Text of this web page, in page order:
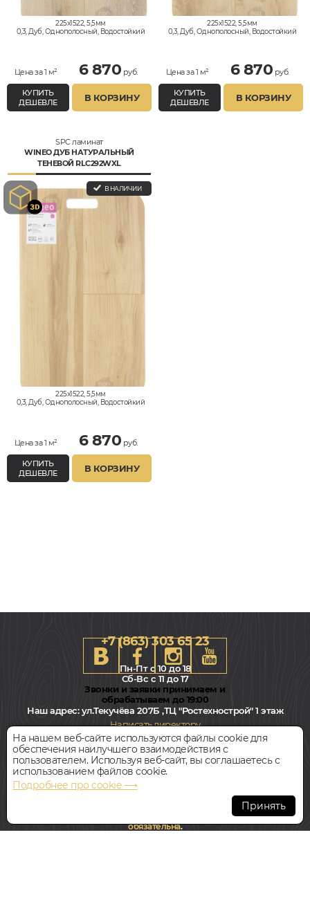
225x1522, 5,5мм
0,3, Дуб, Однополосный, Водостойкий
Цена за 1 м² 6 870 руб.
КУПИТЬ
ДЕШЕВЛЕ
В КОРЗИНУ
225x1522, 5,5мм
0,3, Дуб, Однополосный, Водостойкий
Цена за 1 м² 6 870 руб.
КУПИТЬ
ДЕШЕВЛЕ
В КОРЗИНУ
SPC ламинат
WINEO ДУБ НАТУРАЛЬНЫЙ
ТЕНЕВОЙ RLC292WXL
В НАЛИЧИИ
225x1522, 5,5мм
0,3, Дуб, Однополосный, Водостойкий
Цена за 1 м² 6 870 руб.
КУПИТЬ
ДЕШЕВЛЕ
В КОРЗИНУ
+7 (863) 303 65 23
Пн-Пт с 10 до 18
Сб-Вс с 11 до 17
Звонки и заявки принимаем и
обрабатываем до 19:00
Наш адрес:ул.Текучёва 207Б ,ТЦ "Ростехнострой" 1 этаж
Написать директору
Всегда свободная парковка
© Интернет-магазин Polvamvdom.ru 2011-2026. Все права
При копировании материалов прямая ссылка на сайт
обязательна.
На нашем веб-сайте используются файлы cookie для
обеспечения наилучшего взаимодействия с
пользователем. Используя веб-сайт, вы соглашаетесь с
использованием файлов cookie.
Подробнее про cookie ⟶
Принять